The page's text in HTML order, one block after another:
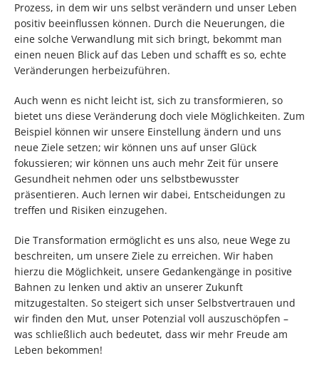
Prozess, in dem wir uns selbst verändern und unser Leben
positiv beeinflussen können. Durch die Neuerungen, die
eine solche Verwandlung mit sich bringt, bekommt man
einen neuen Blick auf das Leben und schafft es so, echte
Veränderungen herbeizuführen.
Auch wenn es nicht leicht ist, sich zu transformieren, so
bietet uns diese Veränderung doch viele Möglichkeiten. Zum
Beispiel können wir unsere Einstellung ändern und uns
neue Ziele setzen; wir können uns auf unser Glück
fokussieren; wir können uns auch mehr Zeit für unsere
Gesundheit nehmen oder uns selbstbewusster
präsentieren. Auch lernen wir dabei, Entscheidungen zu
treffen und Risiken einzugehen.
Die Transformation ermöglicht es uns also, neue Wege zu
beschreiten, um unsere Ziele zu erreichen. Wir haben
hierzu die Möglichkeit, unsere Gedankengänge in positive
Bahnen zu lenken und aktiv an unserer Zukunft
mitzugestalten. So steigert sich unser Selbstvertrauen und
wir finden den Mut, unser Potenzial voll auszuschöpfen –
was schließlich auch bedeutet, dass wir mehr Freude am
Leben bekommen!